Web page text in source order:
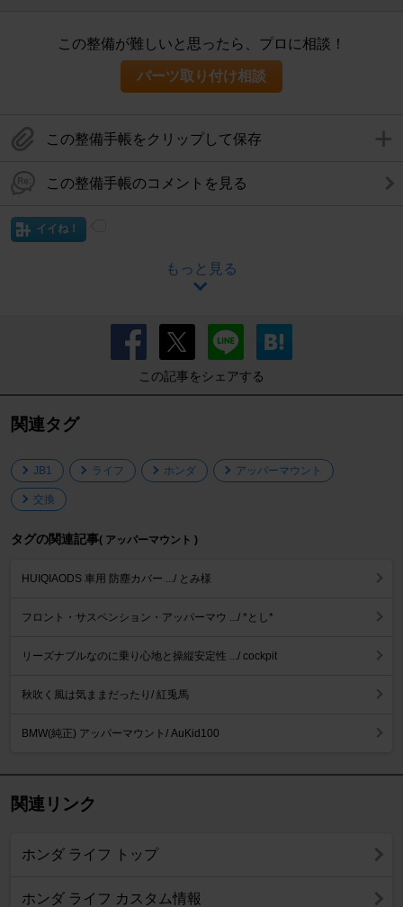
この整備が難しいと思ったら、プロに相談！
パーツ取り付け相談
この整備手帳をクリップして保存
この整備手帳のコメントを見る
イイね！
もっと見る
この記事をシェアする
関連タグ
JB1 ライフ ホンダ アッパーマウント
交換
タグの関連記事( アッパーマウント )
HUIQIAODS 車用 防塵カバー .../ とみ様
フロント・サスペンション・アッパーマウ .../ *とし*
リーズナブルなのに乗り心地と操縦安定性 .../ cockpit
秋吹く風は気ままだったり/ 紅兎馬
BMW(純正) アッパーマウント/ AuKid100
関連リンク
ホンダ ライフ トップ
ホンダ ライフ カスタム情報